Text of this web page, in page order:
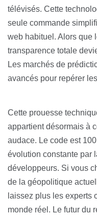
télévisés. Cette
seule commande
web habituel. Alors que
transparence totale
Les marchés de
avancés pour repérer
Cette prouesse
appartient désormais à
audace. Le code est
évolution constante par
développeurs. Si vous
de la géopolitique
laissez plus les experts
monde réel. Le futur du